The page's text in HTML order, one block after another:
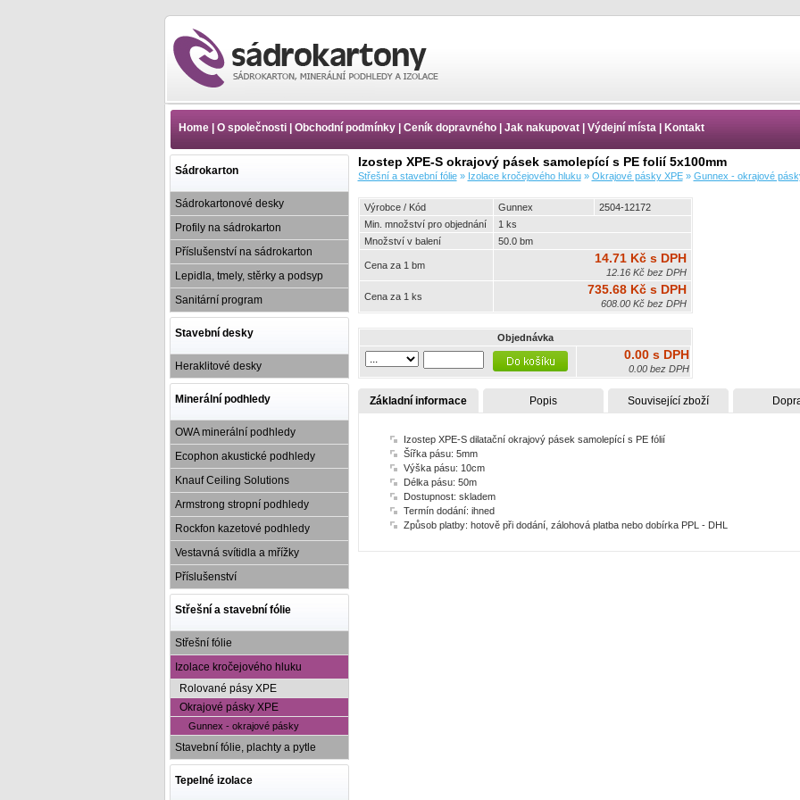
Izolace kročejového hluku
Gunnex - okrajové pásky |
Home| O společnosti| Obchodní podmínky| Ceník dopravného| Jak nakupovat| Výdejní místa | Kontakt
Sádrokarton
Sádrokartonové desky
Profily na sádrokarton
Příslušenství na sádrokarton
Lepidla, tmely, stěrky a podsyp
Sanitární program
Stavební desky
Heraklitové desky
Minerální podhledy
OWA minerální podhledy
Ecophon akustické podhledy
Knauf Ceiling Solutions
Armstrong stropní podhledy
Rockfon kazetové podhledy
Vestavná svítidla a mřížky
Příslušenství
Střešní a stavební fólie
Střešní fólie
Izolace kročejového hluku
Rolované pásy XPE
Okrajové pásky XPE
Gunnex - okrajové pásky
Stavební fólie, plachty a pytle
Tepelné izolace
Izostep XPE-S okrajový pásek samolepící s PE folií 5x100mm
Střešní a stavební fólie» Izolace kročejového hluku» Okrajové pásky XPE» Gunnex - okrajové
Výrobce / Kód Gunnex
2504-12172
Min. množství pro objednání
1 ks
Množství v balení
50.0 bm
Cena za 1 bm 14.71 Kč s DPH
12.16 Kč bez DPH
Cena za 1 ks 735.68 Kč s DPH
608.00 Kč bez DPH
Objednávka
0.00 s DPH
0.00 bez DPH
Základní informace Popis Související zboží
Izostep XPE-S dilatační okrajový pásek samolepící s PE fólií
Šířka pásu: 5mm
Výška pásu: 10cm
Délka pásu: 50m
Dostupnost: skladem
Termín dodání: ihned
Způsob platby: hotově při dodání, zálohová platba nebo dobírka PPL - DHL